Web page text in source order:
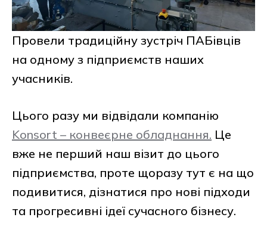
Провели традиційну зустріч ПАБівців
на одному з підприємств наших
учасників.
Цього разу ми відвідали компанію
Konsort – конвеєрне обладнання. Це
вже не перший наш візит до цього
підприємства, проте щоразу тут є на що
подивитися, дізнатися про нові підходи
та прогресивні ідеї сучасного бізнесу.